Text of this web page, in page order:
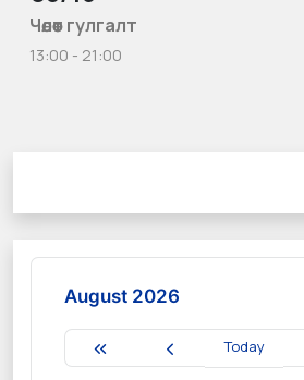
Чөлөөт гулгалт
13:00 - 21:00
August 2026
Today